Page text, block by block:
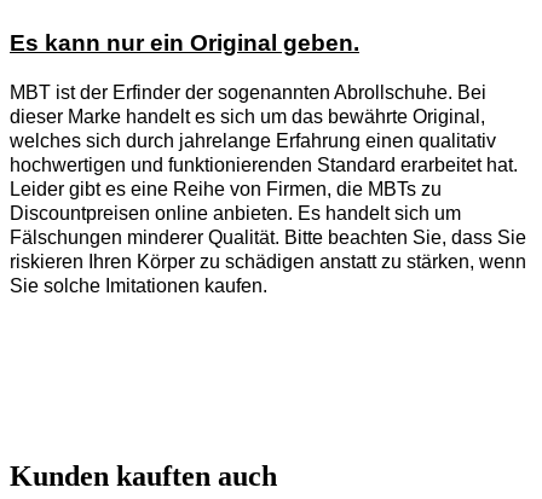
Es kann nur ein Original geben.
MBT ist der Erfinder der sogenannten Abrollschuhe. Bei
dieser Marke handelt es sich um das bewährte Original,
welches sich durch jahrelange Erfahrung einen qualitativ
hochwertigen und funktionierenden Standard erarbeitet hat.
Leider gibt es eine Reihe von Firmen, die MBTs zu
Discountpreisen online anbieten. Es handelt sich um
Fälschungen minderer Qualität. Bitte beachten Sie, dass Sie
riskieren Ihren Körper zu schädigen anstatt zu stärken, wenn
Sie solche Imitationen kaufen.
Kunden kauften auch